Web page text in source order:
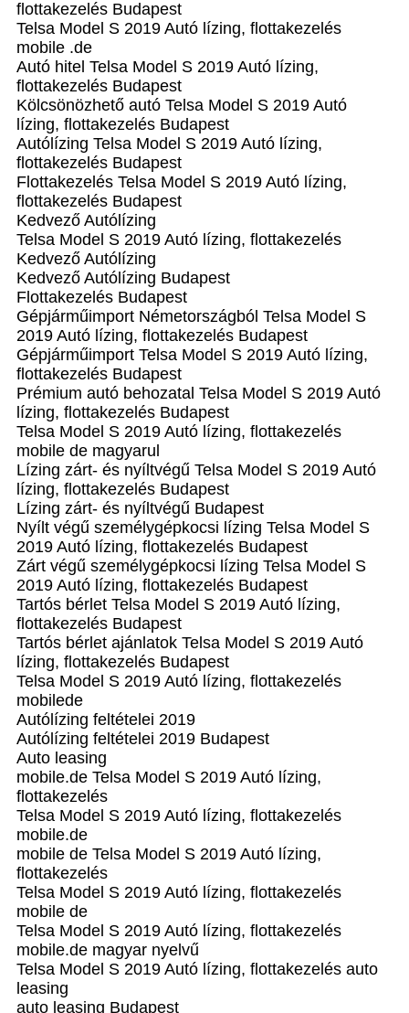
flottakezelés Budapest
Telsa Model S 2019 Autó lízing, flottakezelés
mobile .de
Autó hitel Telsa Model S 2019 Autó lízing,
flottakezelés Budapest
Kölcsönözhető autó Telsa Model S 2019 Autó
lízing, flottakezelés Budapest
Autólízing Telsa Model S 2019 Autó lízing,
flottakezelés Budapest
Flottakezelés Telsa Model S 2019 Autó lízing,
flottakezelés Budapest
Kedvező Autólízing
Telsa Model S 2019 Autó lízing, flottakezelés
Kedvező Autólízing
Kedvező Autólízing Budapest
Flottakezelés Budapest
Gépjárműimport Németországból Telsa Model S
2019 Autó lízing, flottakezelés Budapest
Gépjárműimport Telsa Model S 2019 Autó lízing,
flottakezelés Budapest
Prémium autó behozatal Telsa Model S 2019 Autó
lízing, flottakezelés Budapest
Telsa Model S 2019 Autó lízing, flottakezelés
mobile de magyarul
Lízing zárt- és nyíltvégű Telsa Model S 2019 Autó
lízing, flottakezelés Budapest
Lízing zárt- és nyíltvégű Budapest
Nyílt végű személygépkocsi lízing Telsa Model S
2019 Autó lízing, flottakezelés Budapest
Zárt végű személygépkocsi lízing Telsa Model S
2019 Autó lízing, flottakezelés Budapest
Tartós bérlet Telsa Model S 2019 Autó lízing,
flottakezelés Budapest
Tartós bérlet ajánlatok Telsa Model S 2019 Autó
lízing, flottakezelés Budapest
Telsa Model S 2019 Autó lízing, flottakezelés
mobilede
Autólízing feltételei 2019
Autólízing feltételei 2019 Budapest
Auto leasing
mobile.de Telsa Model S 2019 Autó lízing,
flottakezelés
Telsa Model S 2019 Autó lízing, flottakezelés
mobile.de
mobile de Telsa Model S 2019 Autó lízing,
flottakezelés
Telsa Model S 2019 Autó lízing, flottakezelés
mobile de
Telsa Model S 2019 Autó lízing, flottakezelés
mobile.de magyar nyelvű
Telsa Model S 2019 Autó lízing, flottakezelés auto
leasing
auto leasing Budapest